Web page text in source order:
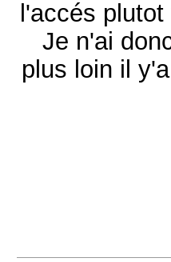
l'accés
Je n'ai
plus loin il